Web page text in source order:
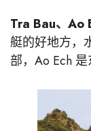
Tra Bau、Ao
艇的好地方，
部，Ao Ech 是